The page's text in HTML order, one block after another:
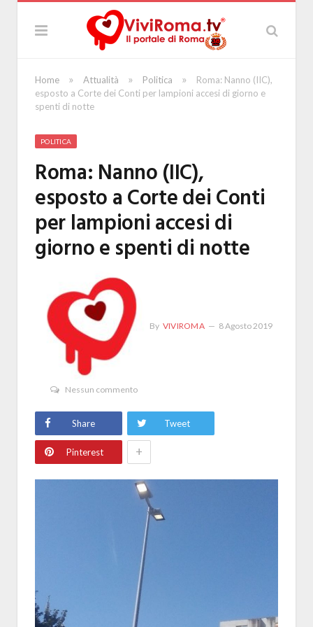
Home » Attualità » Politica »
Roma: Nanno (IIC),
esposto a Corte dei Conti per lampioni accesi di giorno e
spenti di notte
POLITICA
Roma: Nanno (IIC),
esposto a Corte dei Conti
per lampioni accesi di
giorno e spenti di notte
By VIVIROMA 8 Agosto 2019
Nessun commento
Share Tweet
Pinterest +